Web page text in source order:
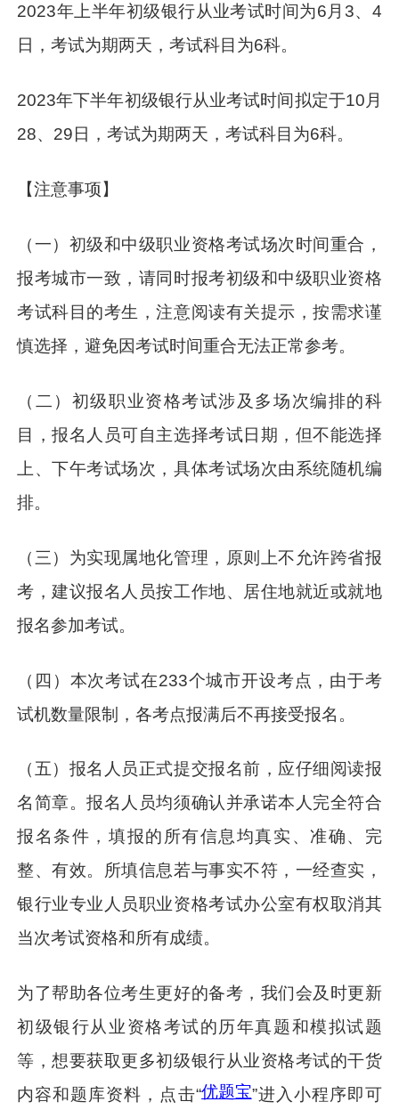
2023年上半年初级银行从业考试时间为6月3、4
日，考试为期两天，考试科目为6科。
2023年下半年初级银行从业考试时间拟定于10月
28、29日，考试为期两天，考试科目为6科。
【注意事项】
（一）初级和中级职业资格考试场次时间重合，
报考城市一致，请同时报考初级和中级职业资格
考试科目的考生，注意阅读有关提示，按需求谨
慎选择，避免因考试时间重合无法正常参考。
（二）初级职业资格考试涉及多场次编排的科
目，报名人员可自主选择考试日期，但不能选择
上、下午考试场次，具体考试场次由系统随机编
排。
（三）为实现属地化管理，原则上不允许跨省报
考，建议报名人员按工作地、居住地就近或就地
报名参加考试。
（四）本次考试在233个城市开设考点，由于考
试机数量限制，各考点报满后不再接受报名。
（五）报名人员正式提交报名前，应仔细阅读报
名简章。报名人员均须确认并承诺本人完全符合
报名条件，填报的所有信息均真实、准确、完
整、有效。所填信息若与事实不符，一经查实，
银行业专业人员职业资格考试办公室有权取消其
当次考试资格和所有成绩。
为了帮助各位考生更好的备考，我们会及时更新
初级银行从业资格考试的历年真题和模拟试题
等，想要获取更多初级银行从业资格考试的干货
内容和题库资料，点击“优题宝”进入小程序即可